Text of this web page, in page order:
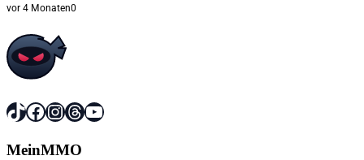
vor 4 Monaten0
TikTok
Facebook
Instagram
Threads
YouTube
MeinMMO